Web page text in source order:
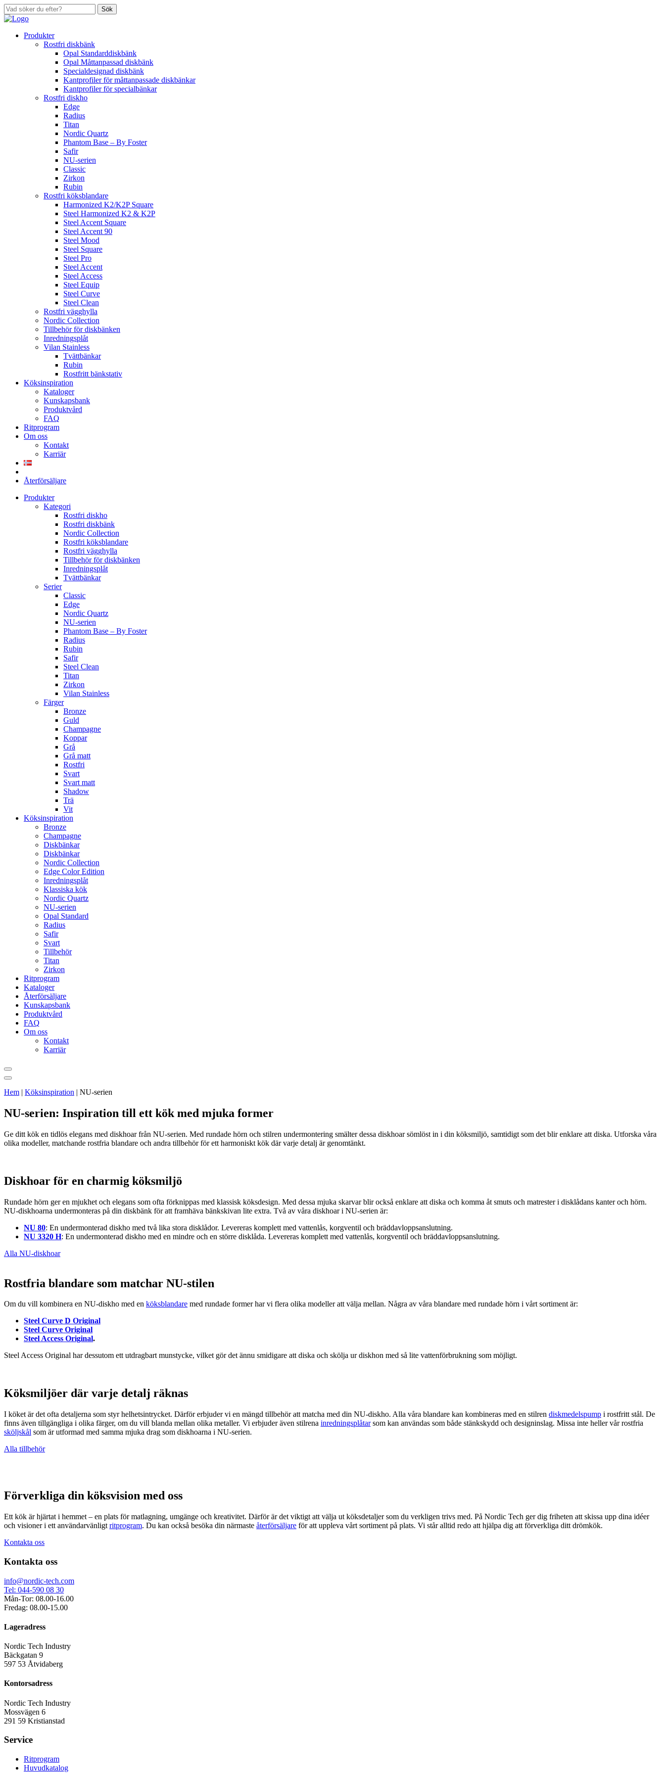
Sök
Produkter
Rostfri diskbänk
Opal Standarddiskbänk
Opal Måttanpassad diskbänk
Specialdesignad diskbänk
Kantprofiler för måttanpassade diskbänkar
Kantprofiler för specialbänkar
Rostfri diskho
Edge
Radius
Titan
Nordic Quartz
Phantom Base – By Foster
Safir
NU-serien
Classic
Zirkon
Rubin
Rostfri köksblandare
Harmonized K2/K2P Square
Steel Harmonized K2 & K2P
Steel Accent Square
Steel Accent 90
Steel Mood
Steel Square
Steel Pro
Steel Accent
Steel Access
Steel Equip
Steel Curve
Steel Clean
Rostfri vägghylla
Nordic Collection
Tillbehör för diskbänken
Inredningsplåt
Vilan Stainless
Tvättbänkar
Rubin
Rostfritt bänkstativ
Köksinspiration
Kataloger
Kunskapsbank
Produktvård
FAQ
Ritprogram
Om oss
Kontakt
Karriär
Återförsäljare
Produkter
Kategori
Rostfri diskho
Rostfri diskbänk
Nordic Collection
Rostfri köksblandare
Rostfri vägghylla
Tillbehör för diskbänken
Inredningsplåt
Tvättbänkar
Serier
Classic
Edge
Nordic Quartz
NU-serien
Phantom Base – By Foster
Radius
Rubin
Safir
Steel Clean
Titan
Zirkon
Vilan Stainless
Färger
Bronze
Guld
Champagne
Koppar
Grå
Grå matt
Rostfri
Svart
Svart matt
Shadow
Trä
Vit
Köksinspiration
Bronze
Champagne
Diskbänkar
Diskbänkar
Nordic Collection
Edge Color Edition
Inredningsplåt
Klassiska kök
Nordic Quartz
NU-serien
Opal Standard
Radius
Safir
Svart
Tillbehör
Titan
Zirkon
Ritprogram
Kataloger
Återförsäljare
Kunskapsbank
Produktvård
FAQ
Om oss
Kontakt
Karriär
Hem | Köksinspiration | NU-serien
NU-serien: Inspiration till ett kök med mjuka former
Ge ditt kök en tidlös elegans med diskhoar från NU-serien. Med rundade hörn och stilren undermontering smälter dessa diskhoar sömlöst in i din köksmiljö, samtidigt som det blir enklare att diska. Utforska våra
olika modeller, matchande rostfria blandare och andra tillbehör för ett harmoniskt kök där varje detalj är genomtänkt.
Diskhoar för en charmig köksmiljö
Rundade hörn ger en mjukhet och elegans som ofta förknippas med klassisk köksdesign. Med dessa mjuka skarvar blir också enklare att diska och komma åt smuts och matrester i disklådans kanter och hörn.
NU-diskhoarna undermonteras på din diskbänk för att framhäva bänkskivan lite extra. Två av våra diskhoar i NU-serien är:
NU 80: En undermonterad diskho med två lika stora disklådor. Levereras komplett med vattenlås, korgventil och bräddavloppsanslutning.
NU 3320 H: En undermonterad diskho med en mindre och en större disklåda. Levereras komplett med vattenlås, korgventil och bräddavloppsanslutning.
Alla NU-diskhoar
Rostfria blandare som matchar NU-stilen
Om du vill kombinera en NU-diskho med en köksblandare med rundade former har vi flera olika modeller att välja mellan. Några av våra blandare med rundade hörn i vårt sortiment är:
Steel Curve D Original
Steel Curve Original
Steel Access Original.
Steel Access Original har dessutom ett utdragbart munstycke, vilket gör det ännu smidigare att diska och skölja ur diskhon med så lite vattenförbrukning som möjligt.
Köksmiljöer där varje detalj räknas
I köket är det ofta detaljerna som styr helhetsintrycket. Därför erbjuder vi en mängd tillbehör att matcha med din NU-diskho. Alla våra blandare kan kombineras med en stilren diskmedelspump i rostfritt stål. De
finns även tillgängliga i olika färger, om du vill blanda mellan olika metaller. Vi erbjuder även stilrena inredningsplåtarsom kan användas som både stänkskydd och designinslag. Missa inte heller vår rostfria
sköljskål som är utformad med samma mjuka drag som diskhoarna i NU-serien.
Alla tillbehör
Förverkliga din köksvision med oss
Ett kök är hjärtat i hemmet – en plats för matlagning, umgänge och kreativitet. Därför är det viktigt att välja ut köksdetaljer som du verkligen trivs med. På Nordic Tech ger dig friheten att skissa upp dina idéer
och visioner i ett användarvänligt ritprogram. Du kan också besöka din närmaste återförsäljare för att uppleva vårt sortiment på plats. Vi står alltid redo att hjälpa dig att förverkliga ditt drömkök.
Kontakta oss
Kontakta oss
info@nordic-tech.com
Tel: 044-590 08 30
Mån-Tor: 08.00-16.00
Fredag: 08.00-15.00
Lageradress
Nordic Tech Industry
Bäckgatan 9
597 53 Åtvidaberg
Kontorsadress
Nordic Tech Industry
Mossvägen 6
291 59 Kristianstad
Service
Ritprogram
Huvudkatalog